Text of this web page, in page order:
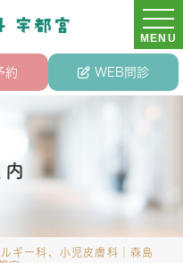
MENU
ギー科、小児皮膚科｜森島
約 WEB問診